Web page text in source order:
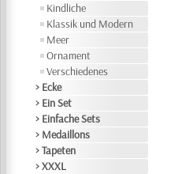
Kindliche
Klassik und Modern
Meer
Ornament
Verschiedenes
> Ecke
> Ein Set
> Einfache Sets
> Medaillons
> Tapeten
> XXXL